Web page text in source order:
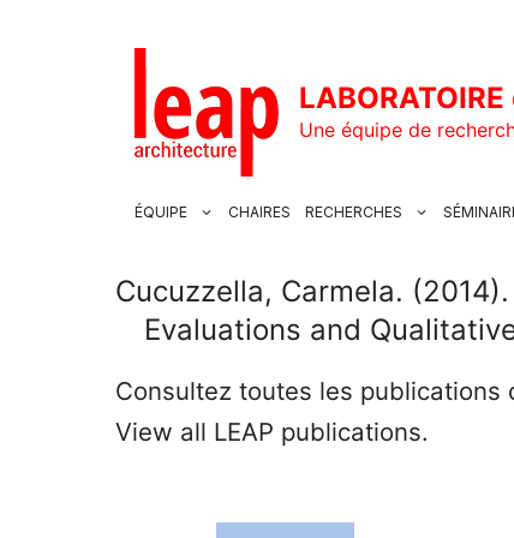
Une équipe de
ÉQUIPE CHAIRES RECHERCHES
Cucuzzella, Carmela.
Evaluations and
Consultez toutes les publications
View all LEAP publications.